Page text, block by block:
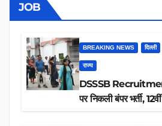
JOB
BREAKING NEWS दिल्ली
राज्य
DSSSB
पर निकली बंपर भर्ती,